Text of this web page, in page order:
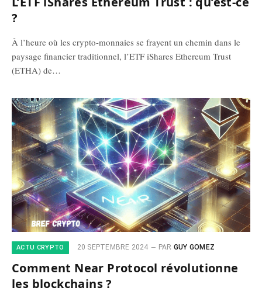
?
À l’heure où les crypto-monnaies se frayent un chemin dans le
paysage financier traditionnel, l’ETF iShares Ethereum Trust
(ETHA) de…
ACTU CRYPTO 20 SEPTEMBRE 2024 PAR GUY GOMEZ
Comment Near Protocol révolutionne
les blockchains ?